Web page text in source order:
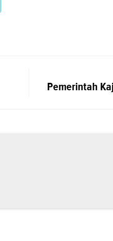
Pemerintah